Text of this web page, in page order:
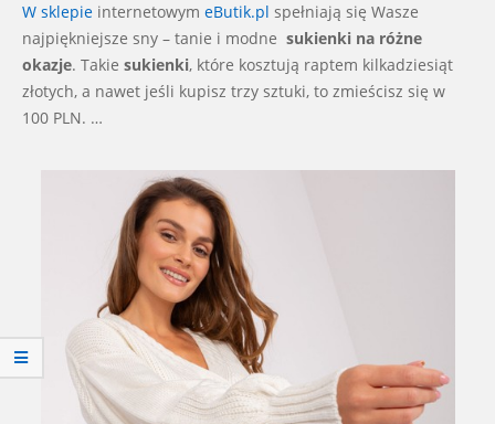
W sklepie internetowym eButik.pl spełniają się Wasze
najpiękniejsze sny – tanie i modne sukienki na różne
okazje. Takie sukienki, które kosztują raptem kilkadziesiąt
złotych, a nawet jeśli kupisz trzy sztuki, to zmieścisz się w
100 PLN. …